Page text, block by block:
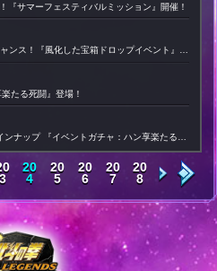
『サマーフェスティバルミッション』開催！
たる死闘』登場！
3
20
4
20
5
20
6
20
7
20
8